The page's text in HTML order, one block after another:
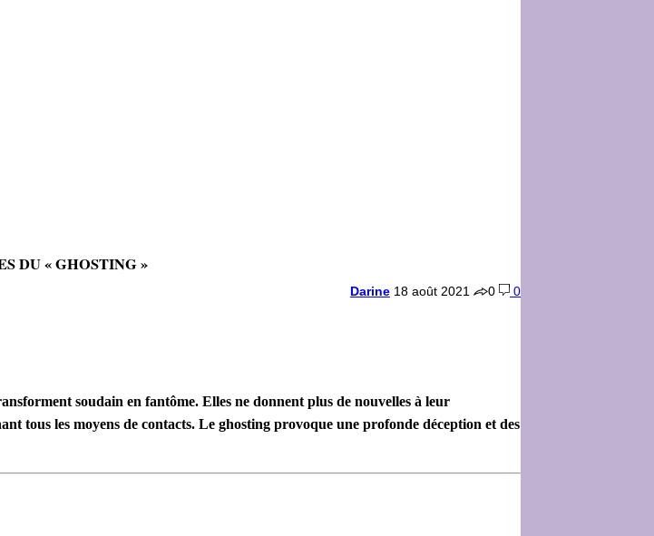
DU « GHOSTING »
Darine 18 août 2021 0 0
soudain en fantôme. Elles ne donnent plus de nouvelles à leur
tous les moyens de contacts. Le ghosting provoque une profonde déception et des